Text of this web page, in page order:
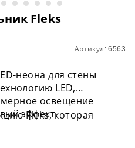
Fleks
Артикул: 6563
неона для стены
LED,
освещение
эффект.
Fleks, которая